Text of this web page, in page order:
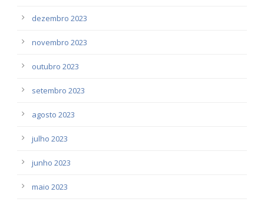
dezembro 2023
novembro 2023
outubro 2023
setembro 2023
agosto 2023
julho 2023
junho 2023
maio 2023